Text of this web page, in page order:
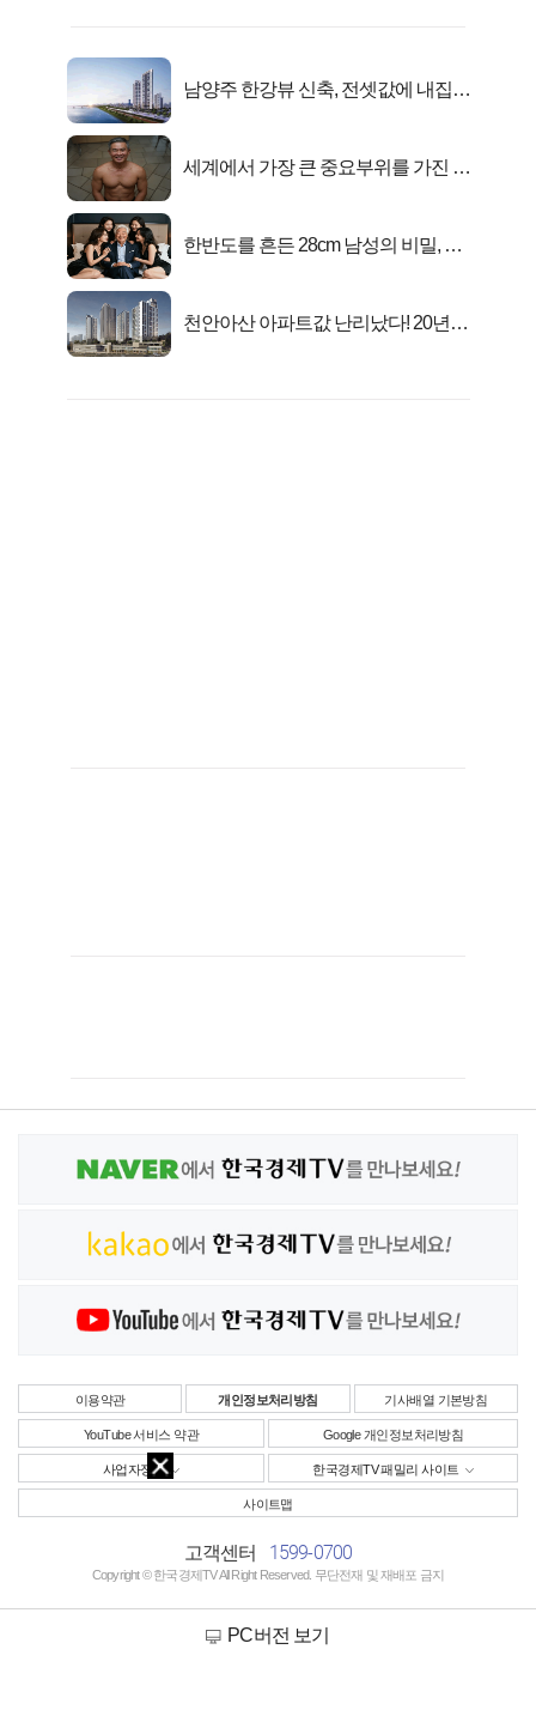
남양주 한강뷰 신축, 전셋값에 내집마
세계에서 가장 큰 중요부위를 가진 남
한반도를 흔든 28cm 남성의 비밀, 매
천안아산 아파트값 난리났다! 20년
이용약관 개인정보처리방침 기사배열 기본방침
YouTube 서비스 약관 Google 개인정보처리방침
사업자정보 한국경제TV 패밀리 사이트
사이트맵
고객센터 1599-0700
Copyright © 한국경제TV All Right Reserved. 무단전재 및 재배포 금지
PC버전 보기